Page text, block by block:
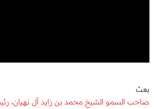
بعث
صاحب السمو الشيخ محمد بن زايد آل نهيان،